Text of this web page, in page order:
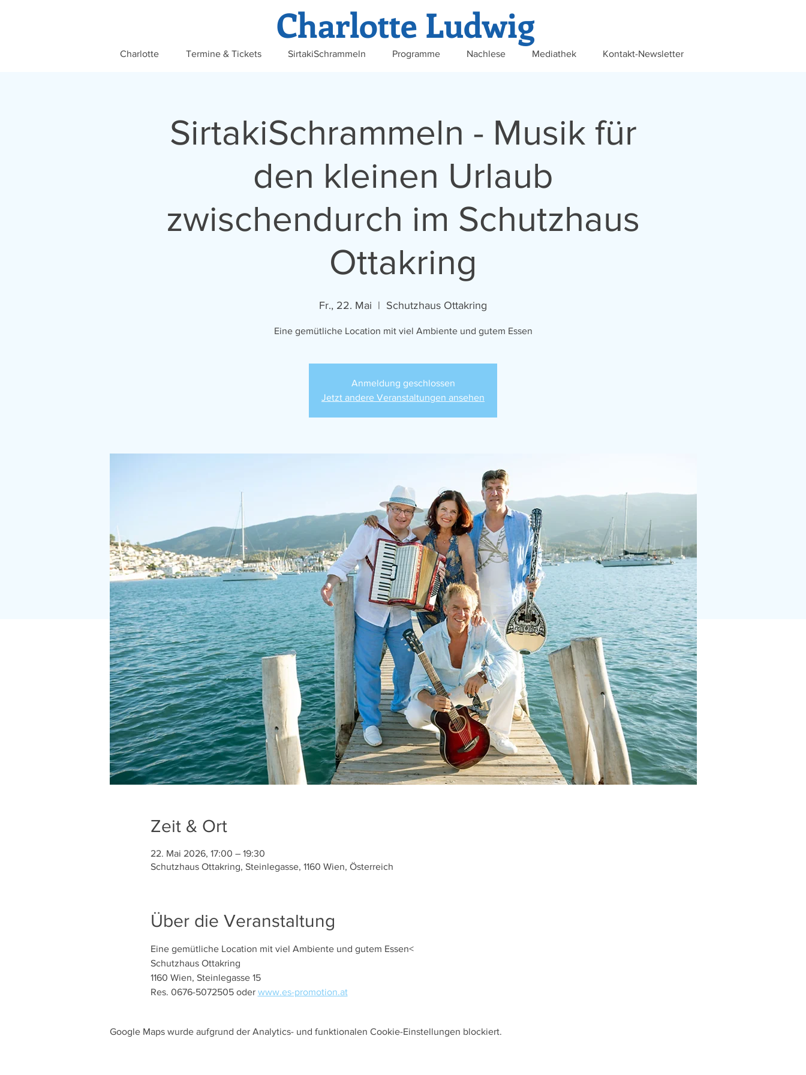
Charlotte Ludwig
Charlotte Termine & Tickets SirtakiSchrammeln Programme Nachlese Mediathek Kontakt-Newsletter
SirtakiSchrammeln - Musik für
den kleinen Urlaub
zwischendurch im Schutzhaus
Ottakring
Fr., 22. Mai
  |
Schutzhaus Ottakring
Eine gemütliche Location mit viel Ambiente und gutem Essen
Anmeldung geschlossen
Jetzt andere Veranstaltungen ansehen
Zeit & Ort
22. Mai 2026, 17:00 – 19:30
Schutzhaus Ottakring, Steinlegasse, 1160 Wien, Österreich
Über die Veranstaltung
Eine gemütliche Location mit viel Ambiente und gutem Essen<
Schutzhaus Ottakring
1160 Wien, Steinlegasse 15
Res. 0676-5072505 oder www.es-promotion.at
Google Maps wurde aufgrund der Analytics- und funktionalen Cookie-Einstellungen blockiert.